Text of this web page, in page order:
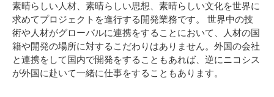
素晴らしい人材、素晴らしい思想、素晴らしい文化を世界に
求めてプロジェクトを進行する開発業務です。 世界中の技
術や人材がグローバルに連携をすることにおいて、人材の国
籍や開発の場所に対するこだわりはありません。外国の会社
と連携をして国内で開発をすることもあれば、逆にニコシス
が外国に赴いて一緒に仕事をすることもあります。